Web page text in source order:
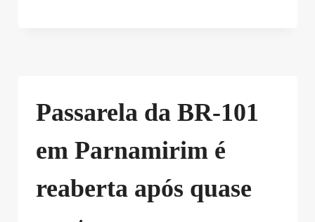
Passarela da BR-101
em Parnamirim é
reaberta após quase